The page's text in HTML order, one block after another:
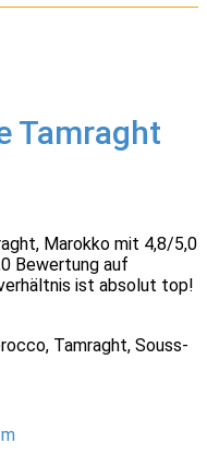
Tamraght
Marokko mit 4,8/5,0
Bewertung auf
ist absolut top!
, Tamraght, Souss-